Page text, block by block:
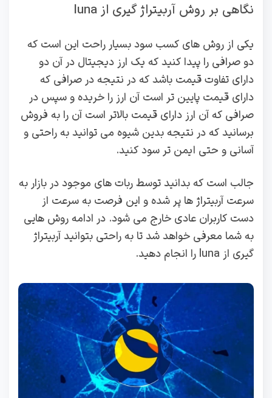
نگاهی بر روش آربیتراژ گیری از luna
یکی از روش های کسب سود بسیار راحت این است که
دو صرافی را پیدا کنید که یک ارز دیجیتال در آن دو
دارای تفاوت قیمت باشد که در نتیجه در صرافی که
دارای قیمت پایین تر است آن ارز را خریده و سپس در
صرافی که آن ارز دارای قیمت بالاتر است آن را به فروش
برسانید که در نتیجه بدین شیوه می توانید به راحتی و
آسانی و حتی ایمن تر سود کنید.
جالب است که بدانید توسط ربات های موجود در بازار به
سرعت آربیتراژ ها پر شده و این فرصت به سرعت از
دست کاربران عادی خارج می شود. در ادامه روش هایی
به شما معرفی خواهد شد تا به راحتی بتوانید آربیتراژ
گیری از luna را انجام دهید.